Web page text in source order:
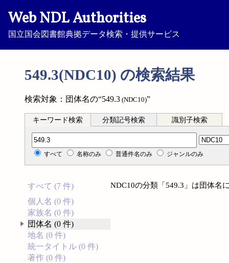
Web NDL Authorities
国立国会図書館典拠データ検索・提供サービス
549.3(NDC10) の検索結果
検索対象：団体名の“549.3 (NDC10)”
キーワード検索 分類記号検索 識別子検索
分類記号検索
すべて 名称のみ 普通件名のみ ジャンルのみ
すべて (7 件)
個人名 (0 件)
家族名 (0 件)
団体名 (0 件)
地名 (0 件)
統一タイトル (0 件)
著作 (0 件)
NDC10の分類「549.3」は団体名